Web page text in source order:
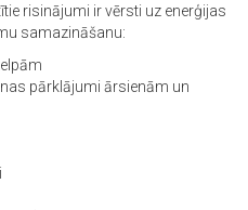
risinājumi ir vērsti uz enerģijas
samazināšanu:
pārklājumi ārsienām un